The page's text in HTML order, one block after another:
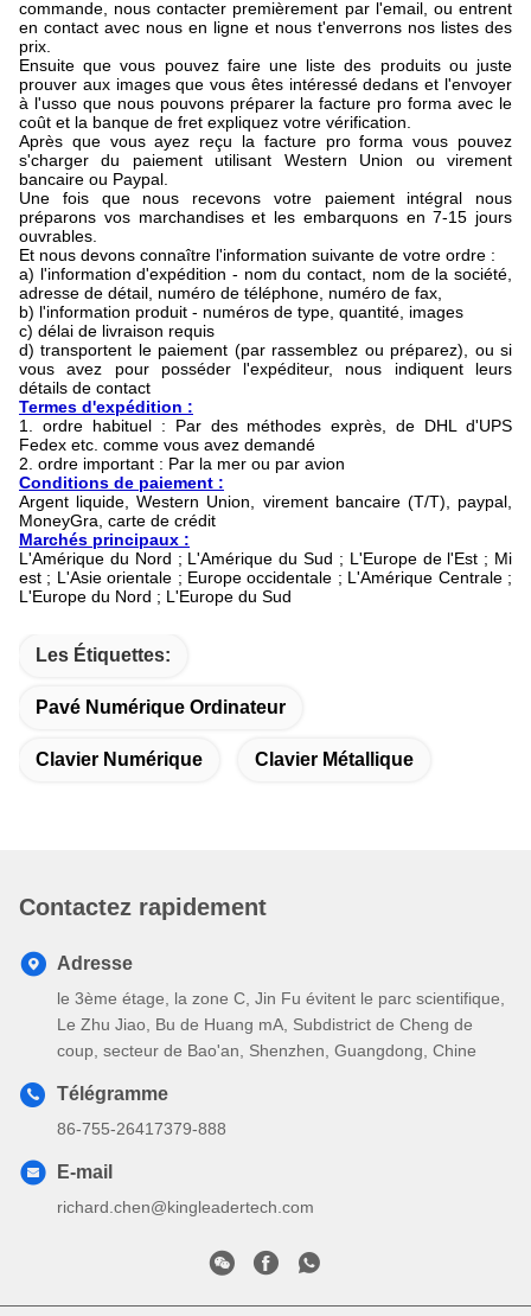
commande, nous contacter premièrement par l'email, ou entrent
en contact avec nous en ligne et nous t'enverrons nos listes des
prix.
Ensuite que vous pouvez faire une liste des produits ou juste
prouver aux images que vous êtes intéressé dedans et l'envoyer
à l'usso que nous pouvons préparer la facture pro forma avec le
coût et la banque de fret expliquez votre vérification.
Après que vous ayez reçu la facture pro forma vous pouvez
s'charger du paiement utilisant Western Union ou virement
bancaire ou Paypal.
Une fois que nous recevons votre paiement intégral nous
préparons vos marchandises et les embarquons en 7-15 jours
ouvrables.
Et nous devons connaître l'information suivante de votre ordre :
a) l'information d'expédition - nom du contact, nom de la société,
adresse de détail, numéro de téléphone, numéro de fax,
b) l'information produit - numéros de type, quantité, images
c) délai de livraison requis
d) transportent le paiement (par rassemblez ou préparez), ou si
vous avez pour posséder l'expéditeur, nous indiquent leurs
détails de contact
Termes d'expédition :
1. ordre habituel : Par des méthodes exprès, de DHL d'UPS
Fedex etc. comme vous avez demandé
2. ordre important : Par la mer ou par avion
Conditions de paiement :
Argent liquide, Western Union, virement bancaire (T/T), paypal,
MoneyGra, carte de crédit
Marchés principaux :
L'Amérique du Nord ; L'Amérique du Sud ; L'Europe de l'Est ; Mi
est ; L'Asie orientale ; Europe occidentale ; L'Amérique Centrale ;
L'Europe du Nord ; L'Europe du Sud
Les Étiquettes:
Pavé Numérique Ordinateur
Clavier Numérique Clavier Métallique
Contactez rapidement
Adresse
le 3ème étage, la zone C, Jin Fu évitent le parc scientifique,
Le Zhu Jiao, Bu de Huang mA, Subdistrict de Cheng de
coup, secteur de Bao'an, Shenzhen, Guangdong, Chine
Télégramme
86-755-26417379-888
E-mail
richard.chen@kingleadertech.com